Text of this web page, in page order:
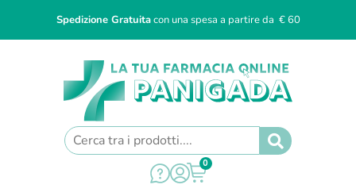
Spedizione Gratuitacon una spesa a partire da € 60
0